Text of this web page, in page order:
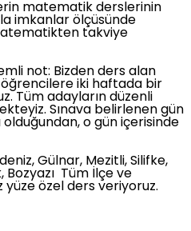
matematik derslerinin
imkanlar ölçüsünde
takviye
not: Bizden ders alan
öğrencilere iki haftada bir
Tüm adayların düzenli
Sınava belirlenen gün
o gün içerisinde
Gülnar, Mezitli, Silifke,
Bozyazı Tüm İlçe ve
özel ders veriyoruz.